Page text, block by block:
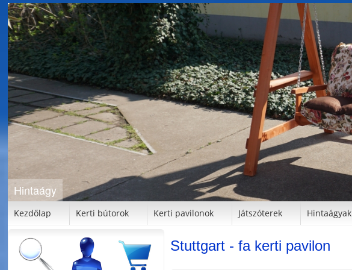
Játszótér
Kezdőlap Kerti bútorok Kerti pavilonok Játszóterek Hintaágyak
Stuttgart - fa kerti pavilon